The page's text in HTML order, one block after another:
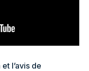
l’avis de